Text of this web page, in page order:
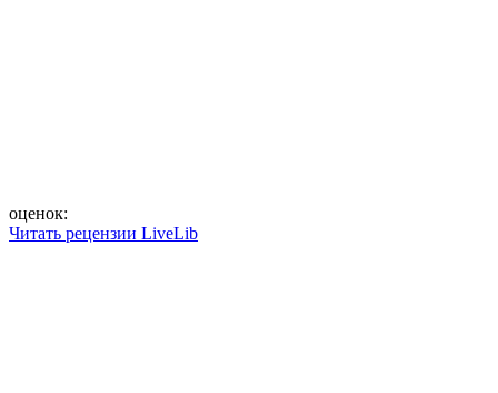
оценок:
Читать рецензии LiveLib